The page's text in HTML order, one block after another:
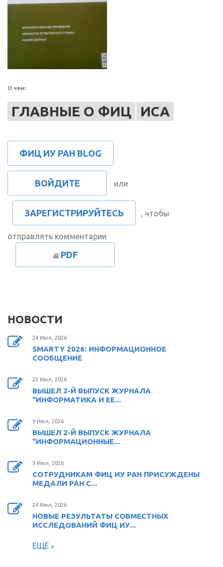
О чем:
ГЛАВНЫЕ О ФИЦ ИСА
ФИЦ ИУ РАН BLOG
ВОЙДИТЕ или
ЗАРЕГИСТРИРУЙТЕСЬ , чтобы
отправлять комментарии
PDF
НОВОСТИ
24 Июл, 2026
SMARTY 2026: ИНФОРМАЦИОННОЕ
СООБЩЕНИЕ
22 Июл, 2026
ВЫШЕЛ 2-Й ВЫПУСК ЖУРНАЛА
"ИНФОРМАТИКА И ЕЕ...
9 Июл, 2026
ВЫШЕЛ 2-Й ВЫПУСК ЖУРНАЛА
"ИНФОРМАЦИОННЫЕ...
3 Июл, 2026
СОТРУДНИКАМ ФИЦ ИУ РАН ПРИСУЖДЕНЫ
МЕДАЛИ РАН С...
24 Июн, 2026
НОВЫЕ РЕЗУЛЬТАТЫ СОВМЕСТНЫХ
ИССЛЕДОВАНИЙ ФИЦ ИУ...
ЕЩЁ